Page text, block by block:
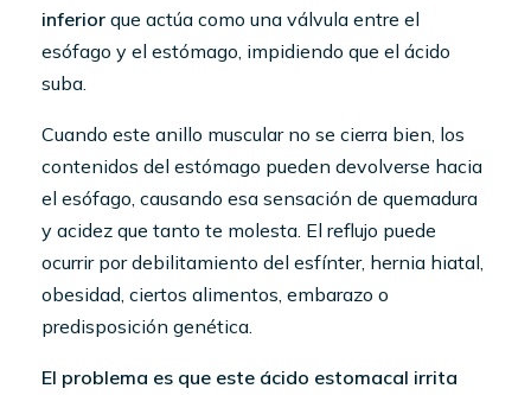
inferior que actúa como una válvula entre el
esófago y el estómago, impidiendo que el ácido
suba.
Cuando este anillo muscular no se cierra bien, los
contenidos del estómago pueden devolverse hacia
el esófago, causando esa sensación de quemadura
y acidez que tanto te molesta. El reflujo puede
ocurrir por debilitamiento del esfínter, hernia hiatal,
obesidad, ciertos alimentos, embarazo o
predisposición genética.
El problema es que este ácido estomacal irrita